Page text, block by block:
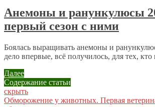
Анемоны и ранункулюсы
первый сезон с ними
Боялась выращивать анемоны и
дело впервые, всё получилось, для тех, кто
Далее
Содержание статьи
скрыть
Обморожение у животных. Первая